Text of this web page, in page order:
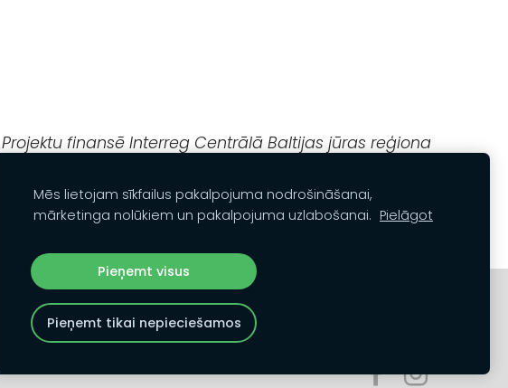
finansē Interreg Centrālā Baltijas jūras reģiona
Mēs lietojam sīkfailus pakalpojuma nodrošināšanai,
mārketinga nolūkiem un pakalpojuma uzlabošanai. Pielāgot
Pieņemt visus
Pieņemt tikai nepieciešamos